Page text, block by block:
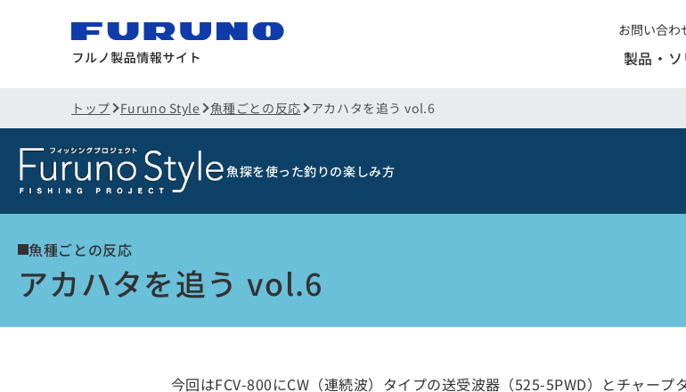
お問い合わ
製品・
トップ Furuno Style 魚種ごとの反応 アカハタを追う vol.6
魚探を使った釣りの楽しみ方
魚種ごとの反応
アカハタを追う vol.6
今回はFCV-800にCW（連続波）タイプの送受波器（525-5PWD）とチャー